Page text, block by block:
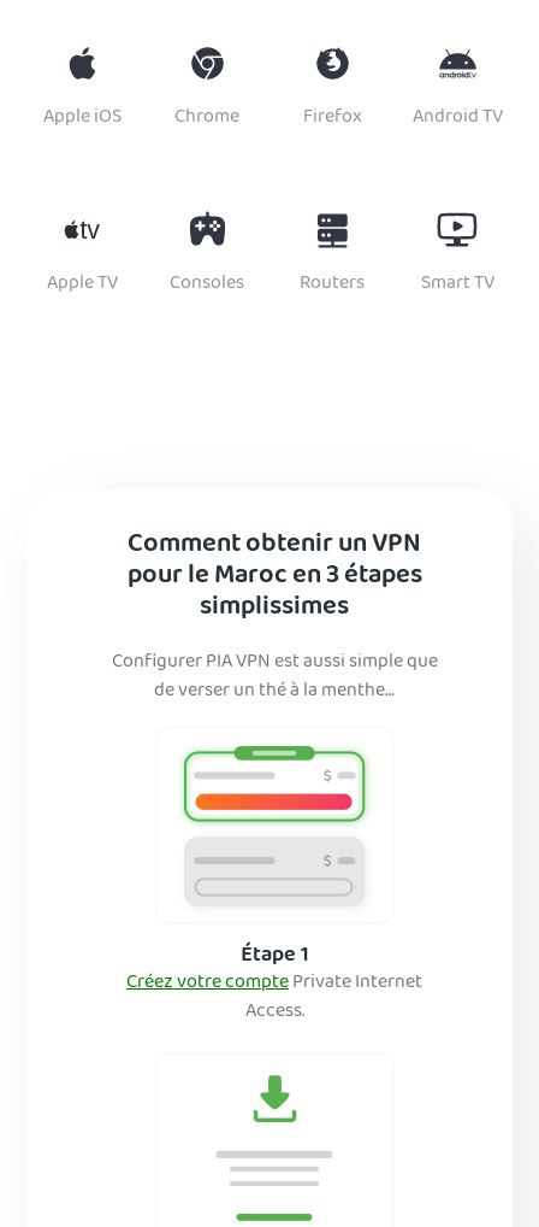
Apple iOS Chrome Firefox Android TV
Apple TV Consoles Routers Smart TV
Comment obtenir un VPN
pour le Maroc en 3 étapes
simplissimes
Configurer PIA VPN est aussi simple que
de verser un thé à la menthe…
Étape 1
Créez votre comptePrivate Internet
Access.